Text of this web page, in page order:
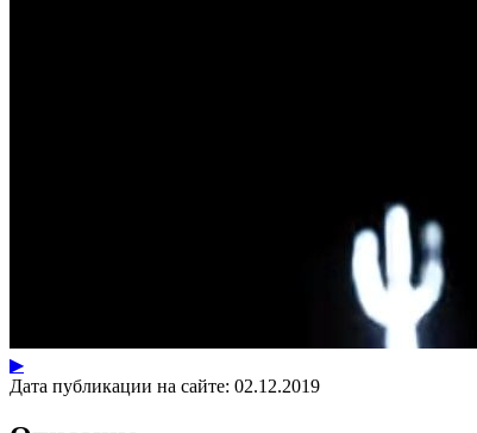
▶
Дата публикации на сайте: 02.12.2019